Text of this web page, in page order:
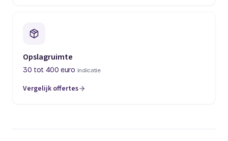
Opslagruimte
30 tot 400 euro indicatie
Vergelijk offertes
(opent in een nieuw tabblad)